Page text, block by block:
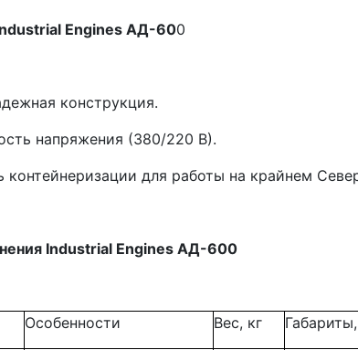
Engines АД-600
конструкция.
напряжения (380/220 В).
контейнеризации для работы на крайнем
Industrial Engines АД-600
Особенности Вес, кг